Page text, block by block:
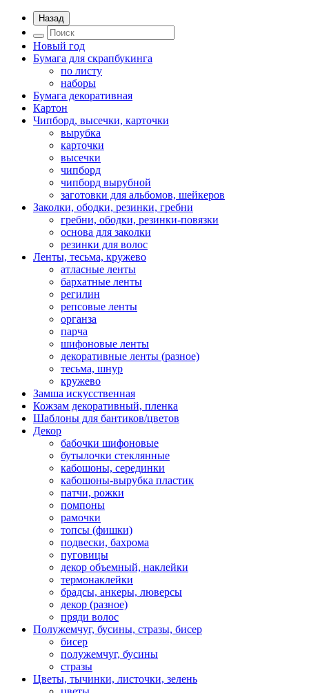
Назад
Новый год
Бумага для скрапбукинга
по листу
наборы
Бумага декоративная
Картон
Чипборд, высечки, карточки
вырубка
карточки
высечки
чипборд
чипборд вырубной
заготовки для альбомов, шейкеров
Заколки, ободки, резинки, гребни
гребни, ободки, резинки-повязки
основа для заколки
резинки для волос
Ленты, тесьма, кружево
атласные ленты
бархатные ленты
регилин
репсовые ленты
органза
парча
шифоновые ленты
декоративные ленты (разное)
тесьма, шнур
кружево
Замша искусственная
Кожзам декоративный, пленка
Шаблоны для бантиков/цветов
Декор
бабочки шифоновые
бутылочки стеклянные
кабошоны, серединки
кабошоны-вырубка пластик
патчи, рожки
помпоны
рамочки
топсы (фишки)
подвески, бахрома
пуговицы
декор объемный, наклейки
термонаклейки
брадсы, анкеры, люверсы
декор (разное)
пряди волос
Полужемчуг, бусины, стразы, бисер
бисер
полужемчуг, бусины
стразы
Цветы, тычинки, листочки, зелень